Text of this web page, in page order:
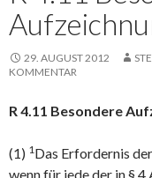
29. AUGUST 2012
KOMMENTAR
R 4.11 Besondere
(1) 1 Das Erfordernis
wenn für jede der in §